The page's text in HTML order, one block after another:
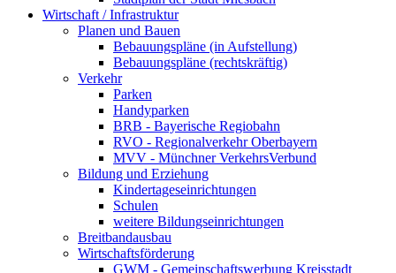
Wirtschaft / Infrastruktur
Planen und Bauen
Bebauungspläne (in Aufstellung)
Bebauungspläne (rechtskräftig)
Verkehr
Parken
Handyparken
BRB - Bayerische Regiobahn
RVO - Regionalverkehr Oberbayern
MVV - Münchner VerkehrsVerbund
Bildung und Erziehung
Kindertageseinrichtungen
Schulen
weitere Bildungseinrichtungen
Breitbandausbau
Wirtschaftsförderung
GWM - Gemeinschaftswerbung Kreisstadt